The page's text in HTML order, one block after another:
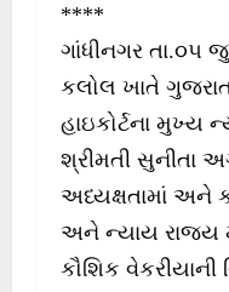
****
ગાંધીનગર તા.૦૫
કલોલ ખાતે
હાઇકોર્ટના મુખ્ય
શ્રીમતી સુનીતા
અધ્યક્ષતામાં અને
અને ન્યાય રાજ્ય
કૌશિક વેકરીયાની